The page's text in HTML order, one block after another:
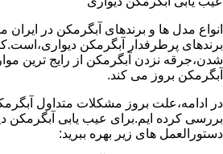
انواع مدل ها و برندهای آبگرمکن در
برندهای پرطرفدار آبگرمکن
شدن،جرقه نزدن آبگرمکن از رایج ترین
آبگرمکن بروز می کند.
در ادامه،علت بروز مشکلات متداول
بررسی کرده ایم.برای عیب یابی آبگرمکن
دستورالعمل های زیر بهره ببرید: